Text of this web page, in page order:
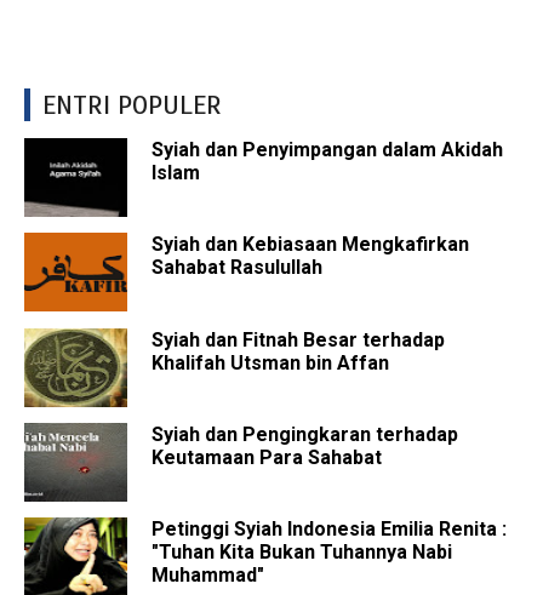
ENTRI POPULER
Syiah dan Penyimpangan dalam Akidah
Islam
Syiah dan Kebiasaan Mengkafirkan
Sahabat Rasulullah
Syiah dan Fitnah Besar terhadap
Khalifah Utsman bin Affan
Syiah dan Pengingkaran terhadap
Keutamaan Para Sahabat
Petinggi Syiah Indonesia Emilia Renita :
"Tuhan Kita Bukan Tuhannya Nabi
Muhammad"